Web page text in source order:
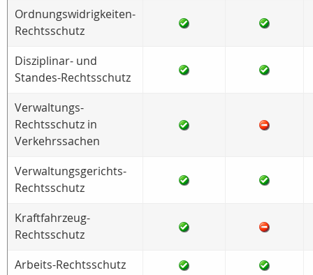
Ordnungswidrigkeiten-
Rechtsschutz
Disziplinar- und
Standes-Rechtsschutz
Verwaltungs-
Rechtsschutz in
Verkehrssachen
Verwaltungsgerichts-
Rechtsschutz
Kraftfahrzeug-
Rechtsschutz
Arbeits-Rechtsschutz